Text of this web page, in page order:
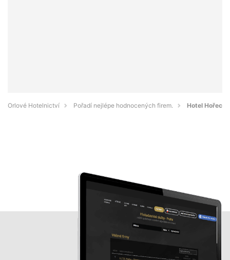
Orlové Hotelnictví Pořadí nejlépe hodnocených firem. Hotel Hořec